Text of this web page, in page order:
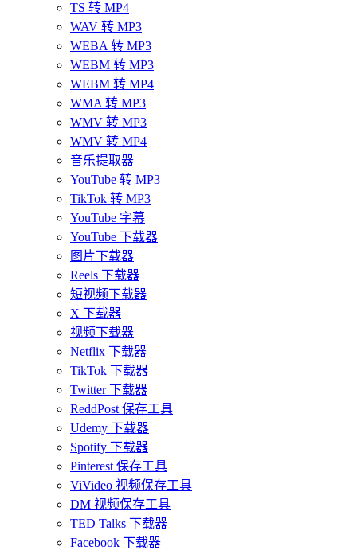
TS 转 MP4
WAV 转 MP3
WEBA 转 MP3
WEBM 转 MP3
WEBM 转 MP4
WMA 转 MP3
WMV 转 MP3
WMV 转 MP4
音乐提取器
YouTube 转 MP3
TikTok 转 MP3
YouTube 字幕
YouTube 下载器
图片下载器
Reels 下载器
短视频下载器
X 下载器
视频下载器
Netflix 下载器
TikTok 下载器
Twitter 下载器
ReddPost 保存工具
Udemy 下载器
Spotify 下载器
Pinterest 保存工具
ViVideo 视频保存工具
DM 视频保存工具
TED Talks 下载器
Facebook 下载器